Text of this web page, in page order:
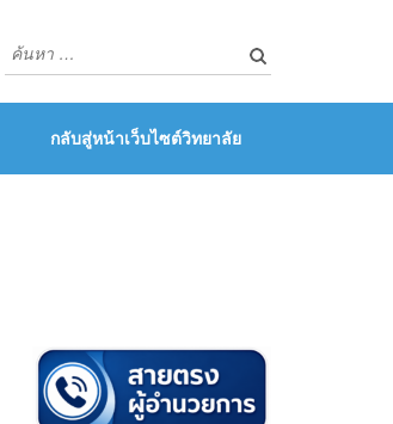
กลับสู่หน้าเว็บไซต์วิทยาลัย